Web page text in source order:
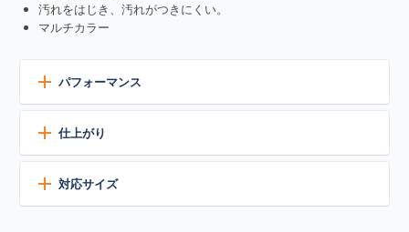
汚れをはじき、汚れがつきにくい。
マルチカラー
パフォーマンス
非汚染性
優れた耐久性
仕上がり
マット仕上げのシーリング材で、現在8色の標準色があります
が、カスタムカラーも可能です。
対応サイズ